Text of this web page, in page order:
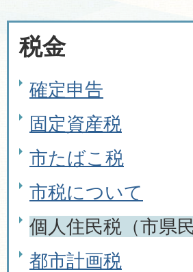
税金
確定申告
固定資産税
市たばこ税
市税について
個人住民税（市県民
都市計画税